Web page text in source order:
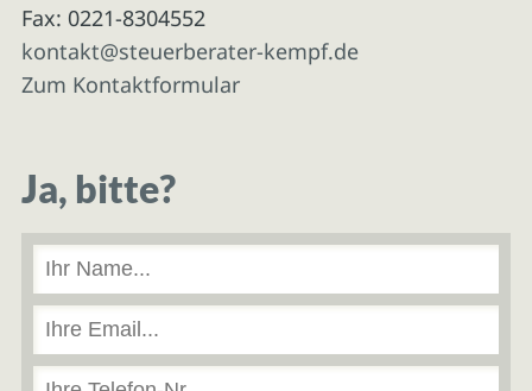
Fax: 0221-8304552
kontakt@steuerberater-kempf.de
Zum Kontaktformular
Ja, bitte?